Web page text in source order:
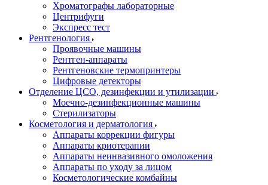
Хроматографы лабораторные
Центрифуги
Экспресс тест
Рентгенология
Проявочные машины
Рентген-аппараты
Рентгеновские термопринтеры
Цифровые детекторы
Отделение ЦСО, дезинфекции и утилизации
Моечно-дезинфекционные машины
Стерилизаторы
Косметология и дерматология
Аппараты коррекции фигуры
Аппараты криотерапии
Аппараты неинвазивного омоложения
Аппараты по уходу за лицом
Косметологические комбайны